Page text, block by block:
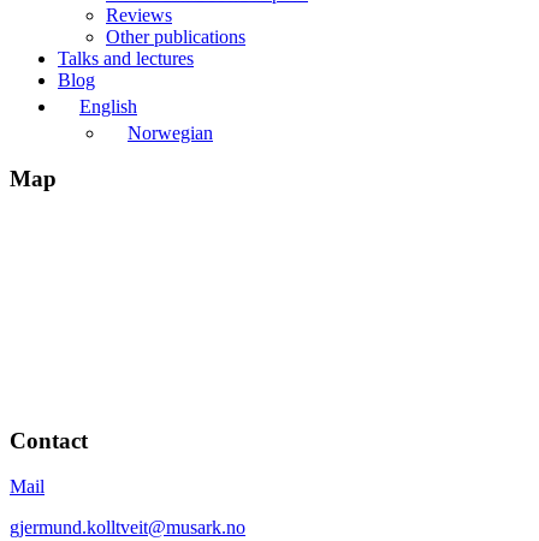
Reviews
Other publications
Talks and lectures
Blog
English
Norwegian
Map
Contact
Mail
gjermund.kolltveit@musark.no